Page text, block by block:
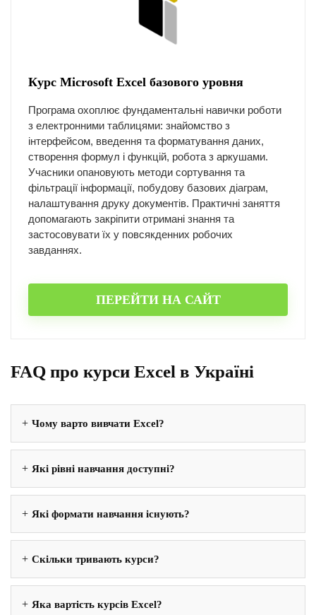
Курс Microsoft Excel базового уровня
Програма охоплює фундаментальні навички роботи
з електронними таблицями: знайомство з
інтерфейсом, введення та форматування даних,
створення формул і функцій, робота з аркушами.
Учасники опановують методи сортування та
фільтрації інформації, побудову базових діаграм,
налаштування друку документів. Практичні заняття
допомагають закріпити отримані знання та
застосовувати їх у повсякденних робочих
завданнях.
ПЕРЕЙТИ НА САЙТ
FAQ про курси Excel в Україні
Чому варто вивчати Excel?
Які рівні навчання доступні?
Які формати навчання існують?
Скільки тривають курси?
Яка вартість курсів Excel?